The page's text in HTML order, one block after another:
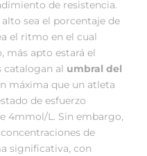
de resistencia.
sea el porcentaje de
el ritmo en el cual
más apto estará el
catalogan al umbral del
máxima que un atleta
de esfuerzo
4mmol/L. Sin embargo,
de
significativa, con